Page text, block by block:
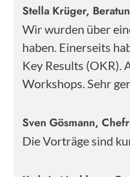
Stella Krüger,
Wir wurden über
haben. Einerseits
Key Results (OKR).
Workshops. Sehr
Sven Gösmann,
Die Vorträge sind